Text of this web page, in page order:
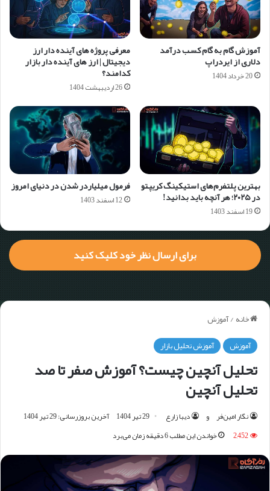
آموزش گام به گام کسب درآمد
دلاری از ایردراپ
20 خرداد 1404
معرفی پروژه های آینده دار ارز
دیجیتال | ارز های آینده دار بازار
کدامند؟
26 اردیبهشت 1404
بهترین پلتفرم‌های استیکینگ کریپتو
در ۲۰۲۵؛ هر آنچه باید بدانید!
19 اسفند 1403
فرمول میلیاردر شدن در دنیای امروز
12 اسفند 1403
برای ارسال نظر خود کلیک کنید